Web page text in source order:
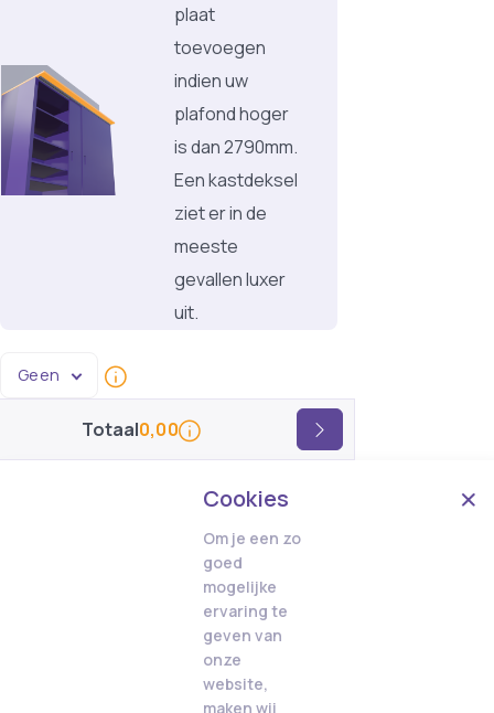
plaat
toevoegen
indien uw
plafond hoger
is dan 2790mm.
Een kastdeksel
ziet er in de
meeste
gevallen luxer
uit.
Geen
Totaal0,00
Cookies
Om je een zo
goed
mogelijke
ervaring te
geven van
onze
website,
maken wij